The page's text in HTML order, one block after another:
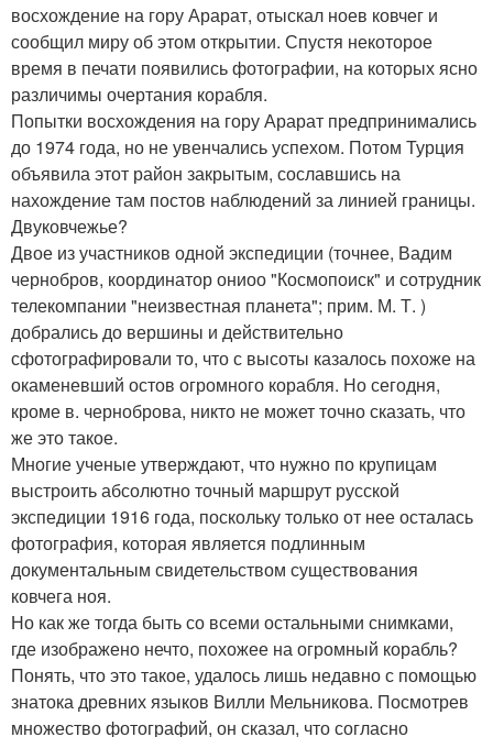
восхождение на гору Арарат, отыскал ноев ковчег и
сообщил миру об этом открытии. Спустя некоторое
время в печати появились фотографии, на которых ясно
различимы очертания корабля.
Попытки восхождения на гору Арарат предпринимались
до 1974 года, но не увенчались успехом. Потом Турция
объявила этот район закрытым, сославшись на
нахождение там постов наблюдений за линией границы.
Двуковчежье?
Двое из участников одной экспедиции (точнее, Вадим
чернобров, координатор ониоо "Космопоиск" и сотрудник
телекомпании "неизвестная планета"; прим. М. Т. )
добрались до вершины и действительно
сфотографировали то, что с высоты казалось похоже на
окаменевший остов огромного корабля. Но сегодня,
кроме в. черноброва, никто не может точно сказать, что
же это такое.
Многие ученые утверждают, что нужно по крупицам
выстроить абсолютно точный маршрут русской
экспедиции 1916 года, поскольку только от нее осталась
фотография, которая является подлинным
документальным свидетельством существования
ковчега ноя.
Но как же тогда быть со всеми остальными снимками,
где изображено нечто, похожее на огромный корабль?
Понять, что это такое, удалось лишь недавно с помощью
знатока древних языков Вилли Мельникова. Посмотрев
множество фотографий, он сказал, что согласно